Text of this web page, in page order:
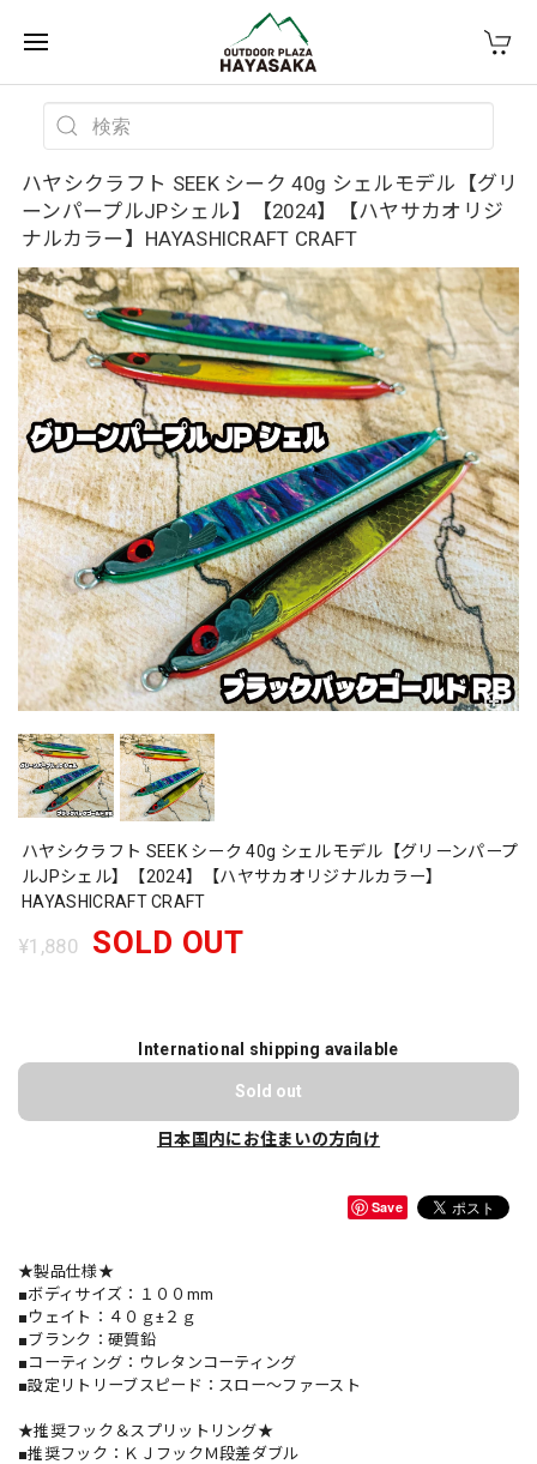
ハヤシクラフト SEEK シーク 40g シェルモデル【グリ
ーンパープルJPシェル】【2024】【ハヤサカオリジ
ナルカラー】HAYASHICRAFT CRAFT
ハヤシクラフト SEEK シーク 40g シェルモデル【グリーンパープ
ルJPシェル】【2024】【ハヤサカオリジナルカラー】
HAYASHICRAFT CRAFT
¥1,880 SOLD OUT
International shipping available
Sold out
日本国内にお住まいの方向け
Save
★製品仕様★
■ボディサイズ：１００mm
■ウェイト：４０ｇ±２ｇ
■ブランク：硬質鉛
■コーティング：ウレタンコーティング
■設定リトリーブスピード：スロー〜ファースト
★推奨フック＆スプリットリング★
■推奨フック：ＫＪフックＭ段差ダブル